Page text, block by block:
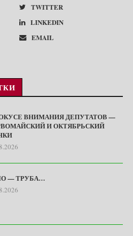
TWITTER
LINKEDIN
EMAIL
ВНИМАНИЯ ДЕПУТАТОВ —
И ОКТЯБРЬСКИЙ
— ТРУБА…